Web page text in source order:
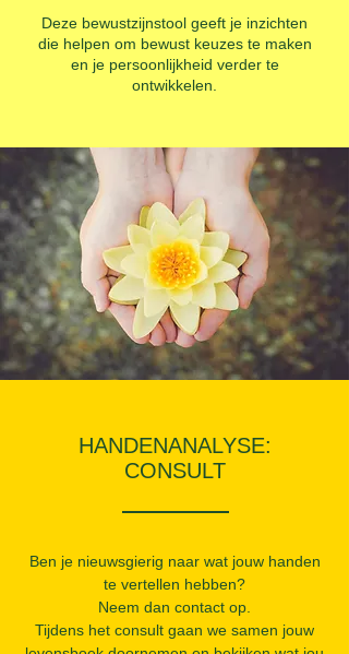
Deze bewustzijnstool geeft je inzichten
die helpen om bewust keuzes te maken
en je persoonlijkheid verder te
ontwikkelen.
HANDENANALYSE:
CONSULT
Ben je nieuwsgierig naar wat jouw handen
te vertellen hebben?
Neem dan contact op.
Tijdens het consult gaan we samen jouw